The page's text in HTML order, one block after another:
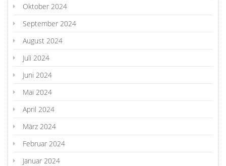
Oktober 2024
September 2024
August 2024
Juli 2024
Juni 2024
Mai 2024
April 2024
März 2024
Februar 2024
Januar 2024